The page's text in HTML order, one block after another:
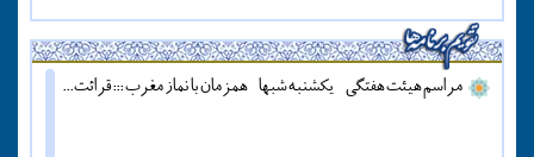
مراسم هیئت هفتگی - یکشنبه شبها - همزمان با نماز مغرب ::: قرائت دعای آل یاسین - پنج شنبه ها قبل از اذان مغرب ::: همه روزه نماز جماعت مغرب و عشاء برگزار میشود